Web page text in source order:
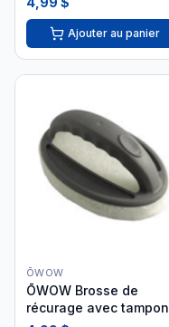
Ajouter au panier
ŌWOW
ŌWOW Brosse de
récurage avec tampon